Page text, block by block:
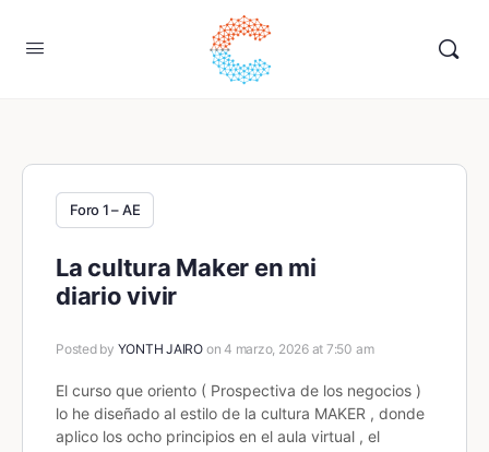
Foro 1 – AE
La cultura Maker en mi
diario vivir
Posted by YONTH JAIRO on 4 marzo, 2026 at 7:50 am
El curso que oriento ( Prospectiva de los negocios )
lo he diseñado al estilo de la cultura MAKER , donde
aplico los ocho principios en el aula virtual , el